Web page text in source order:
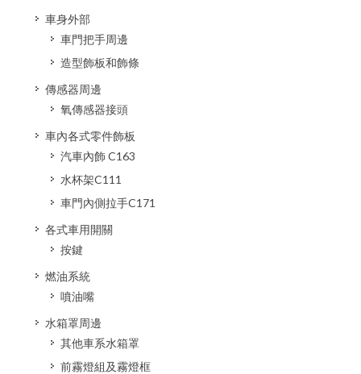
車身外部
車門把手周邊
造型飾板和飾條
傳感器周邊
氧傳感器接頭
車內各式零件飾板
汽車內飾 C163
水杯架C111
車門內側拉手C171
各式車用開關
按鍵
燃油系統
噴油嘴
水箱罩周邊
其他車系水箱罩
前霧燈組及霧燈框